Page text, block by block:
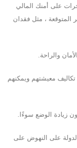
على أمنك المالي
المتوقعة ، مثل فقدان
والراحة.
تكاليف معيشتهم ويمكنهم
زيادة الوضع سوءًا.
على النهوض على